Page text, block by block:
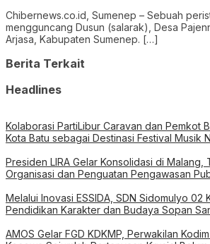
Chibernews.co.id, Sumenep – Sebuah
mengguncang Dusun (salarak), Desa
Arjasa, Kabupaten Sumenep. […]
Berita Terkait
Headlines
Kolaborasi PartiLibur Caravan dan Pemkot
Kota Batu sebagai Destinasi Festival Musik
Presiden LIRA Gelar Konsolidasi di Malang,
Organisasi dan Penguatan Pengawasan
Melalui Inovasi ESSIDA, SDN Sidomulyo 02
Pendidikan Karakter dan Budaya Sopan
AMOS Gelar FGD KDKMP, Perwakilan